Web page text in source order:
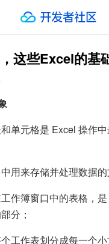
这些Excel的基
单元格是 Excel 操作
用来存储并处理数据的
作簿窗口中的表格，
分；
工作表划分成每一个